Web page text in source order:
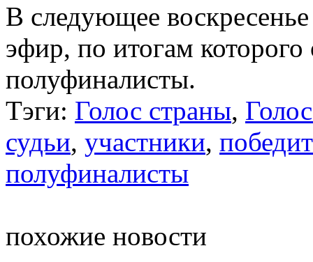
В следующее
эфир, по итогам которого
полуфиналисты.
Тэги: Голос страны,
судьи, участники,
полуфиналисты
похожие новости